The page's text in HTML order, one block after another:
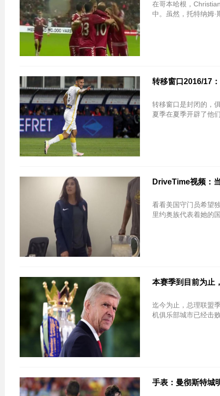
在哥本哈根，
中。虽然，托特纳姆
转移窗口2016/17
转移窗口是封闭的，
夏季在夏季开辟了他
DriveTime视频：
看看美国守门员希望
里约奥族代表着她的
本赛季到目前为止
迄今为止，总理联盟
机俱乐部城市已经击
手表：曼彻斯特城